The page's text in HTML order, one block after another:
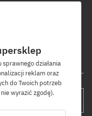
na całe zamówienie!
działania
reklam oraz
do Twoich potrzeb
wyrazić zgodę).